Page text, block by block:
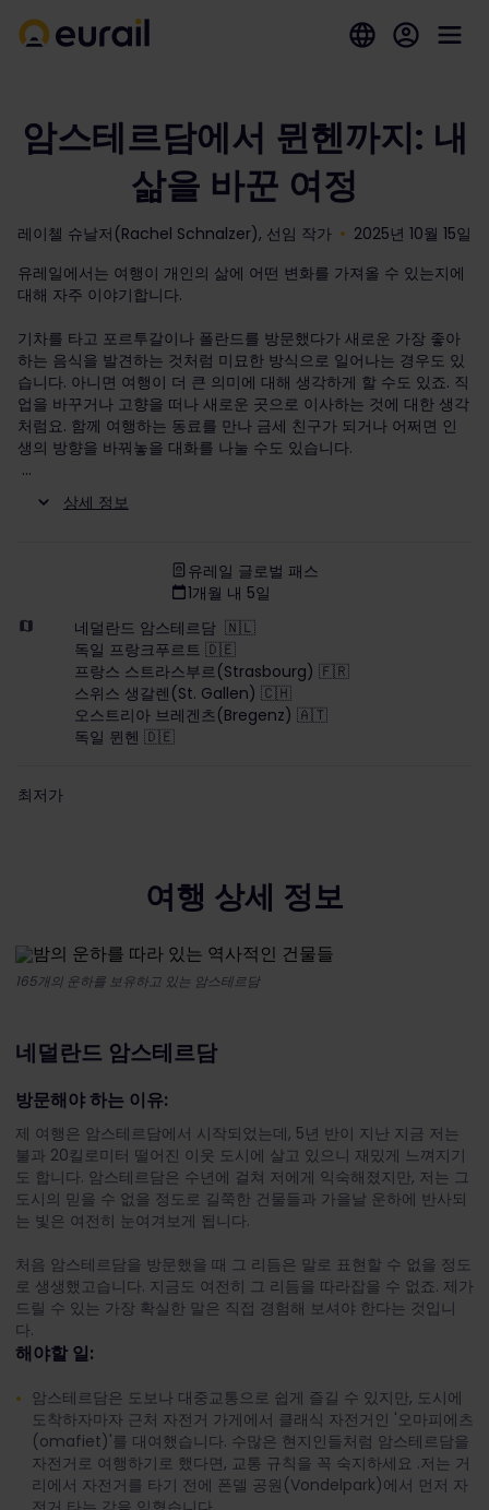
암스테르담에서 뮌헨까지: 내
삶을 바꾼 여정
레이첼 슈날저(Rachel Schnalzer), 선임 작가
2025년 10월 15일
유레일에서는 여행이 개인의 삶에 어떤 변화를 가져올 수 있는지에
대해 자주 이야기합니다.
기차를 타고 포르투갈이나 폴란드를 방문했다가 새로운 가장 좋아
하는 음식을 발견하는 것처럼 미묘한 방식으로 일어나는 경우도 있
습니다. 아니면 여행이 더 큰 의미에 대해 생각하게 할 수도 있죠. 직
업을 바꾸거나 고향을 떠나 새로운 곳으로 이사하는 것에 대한 생각
처럼요. 함께 여행하는 동료를 만나 금세 친구가 되거나 어쩌면 인
생의 방향을 바꿔놓을 대화를 나눌 수도 있습니다.
상세 정보
유레일 글로벌 패스
1개월 내 5일
네덜란드 암스테르담 🇳🇱
독일 프랑크푸르트 🇩🇪
프랑스 스트라스부르(Strasbourg) 🇫🇷
스위스 생갈렌(St. Gallen) 🇨🇭
오스트리아 브레겐츠(Bregenz) 🇦🇹
독일 뮌헨 🇩🇪
최저가
여행 상세 정보
165개의 운하를 보유하고 있는 암스테르담
네덜란드 암스테르담
방문해야 하는 이유:
제 여행은 암스테르담에서 시작되었는데, 5년 반이 지난 지금 저는
불과 20킬로미터 떨어진 이웃 도시에 살고 있으니 재밌게 느껴지기
도 합니다. 암스테르담은 수년에 걸쳐 저에게 익숙해졌지만, 저는 그
도시의 믿을 수 없을 정도로 길쭉한 건물들과 가을날 운하에 반사되
는 빛은 여전히 눈여겨보게 됩니다.
처음 암스테르담을 방문했을 때 그 리듬은 말로 표현할 수 없을 정도
로 생생했고습니다. 지금도 여전히 그 리듬을 따라잡을 수 없죠. 제가
드릴 수 있는 가장 확실한 말은 직접 경험해 보셔야 한다는 것입니
다.
해야할 일:
암스테르담은 도보나 대중교통으로 쉽게 즐길 수 있지만, 도시에
도착하자마자 근처 자전거 가게에서 클래식 자전거인 '오마피에츠
(omafiet)'를 대여했습니다. 수많은 현지인들처럼 암스테르담을
자전거로 여행하기로 했다면, 교통 규칙을 꼭 숙지하세요 .저는 거
리에서 자전거를 타기 전에 폰델 공원(Vondelpark)에서 먼저 자